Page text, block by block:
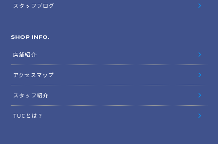
スタッフブログ
SHOP INFO.
店舗紹介
アクセスマップ
スタッフ紹介
TUCとは？